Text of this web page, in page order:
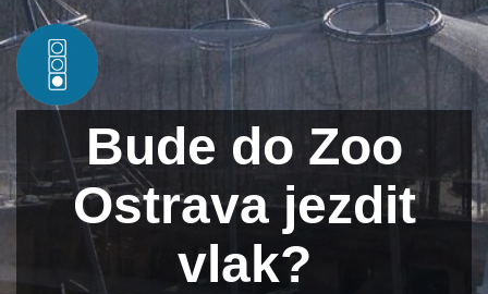
Bude do Zoo
Ostrava jezdit
vlak?